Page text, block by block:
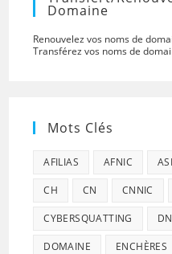
Domaine
Renouvelez vos noms de
Transférez vos noms de
Mots Clés
AFILIAS AFNIC
CH CN CNNIC
CYBERSQUATTING
DOMAINE ENCHÈRES